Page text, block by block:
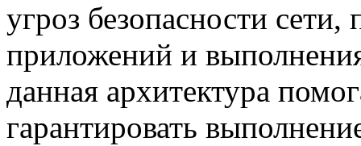
угроз безопасности сети,
приложений и
данная архитектура
гарантировать